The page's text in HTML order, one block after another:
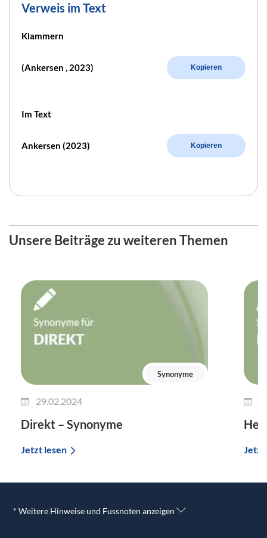
Verweis im Text
Klammern
(Ankersen , 2023) Kopieren
Im Text
Ankersen (2023) Kopieren
Unsere Beiträge zu weiteren Themen
Synonyme
29.02.2024
Direkt – Synonyme
Jetzt lesen Jetzt
* Weitere Hinweise und Fussnoten anzeigen